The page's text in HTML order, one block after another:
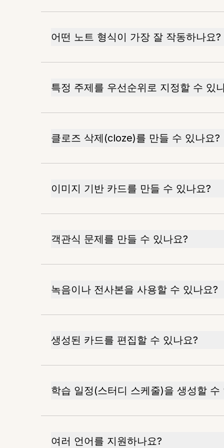
어떤 노트 형식이 가장 잘 작동하나요?
특정 주제를 우선순위로 지정할 수 있
클로즈 삭제(cloze)를 만들 수 있나요?
이미지 기반 카드를 만들 수 있나요?
객관식 문제를 만들 수 있나요?
녹음이나 전사본을 사용할 수 있나요?
생성된 카드를 편집할 수 있나요?
학습 일정(스터디 스케줄)을 생성할 수
여러 언어를 지원하나요?